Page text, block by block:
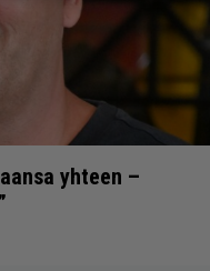
yhteen –